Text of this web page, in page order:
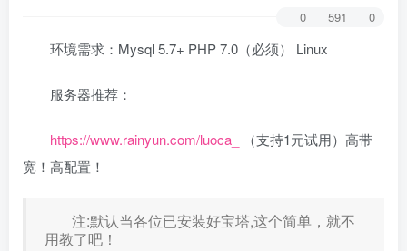
0 591 0
环境需求：Mysql 5.7+ PHP 7.0（必须） Linux
服务器推荐：
https://www.rainyun.com/luoca_
（支持1元试用）高带
宽！高配置！
注:默认当各位已安装好宝塔,这个简单，就不
用教了吧！